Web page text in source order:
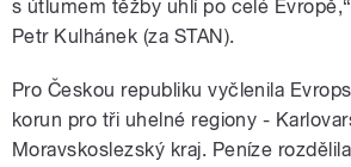
s útlumem těžby uhlí po celé
Petr Kulhánek (za STAN).
Pro Českou republiku vyčlenila
korun pro tři uhelné regiony -
Moravskoslezský kraj. Peníze